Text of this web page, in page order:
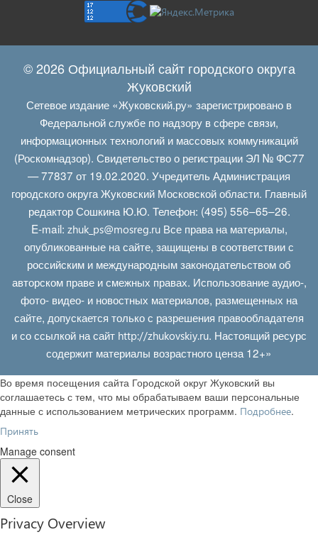
© 2026 Официальный сайт городского округа
Жуковский
Сетевое издание «Жуковский.ру» зарегистрировано в
Федеральной службе по надзору в сфере связи,
информационных технологий и массовых коммуникаций
(Роскомнадзор). Свидетельство о регистрации ЭЛ № ФС77
— 77837 от 19.02.2020. Учредитель Администрация
городского округа Жуковский Московской области. Главный
редактор Сошкина Ю.Ю. Телефон: (495) 556–65–26.
E‑mail: zhuk_ps@mosreg.ruВсе права на материалы,
опубликованные на сайте, защищены в соответствии с
российским и международным законодательством об
авторском праве и смежных правах. Использование аудио-,
фото- видео- и новостных материалов, размещенных на
сайте, допускается только с разрешения правообладателя
и со ссылкой на сайт http://zhukovskiy.ru. Настоящий ресурс
содержит материалы возрастного ценза 12+»
Во время посещения сайта Городской округ Жуковский вы
соглашаетесь с тем, что мы обрабатываем ваши персональные
данные с использованием метрических программ. Подробнее.
Принять
Manage consent
Close
Privacy Overview